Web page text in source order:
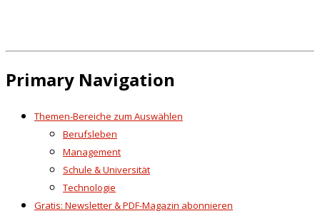
Primary Navigation
Themen-Bereiche zum Auswählen
Berufsleben
Management
Schule & Universität
Technologie
Gratis: Newsletter & PDF-Magazin abonnieren